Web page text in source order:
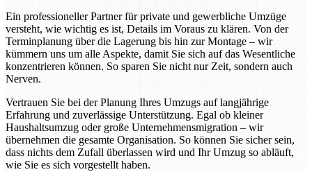
Ein professioneller Partner für private und gewerbliche Umzüge
versteht, wie wichtig es ist, Details im Voraus zu klären. Von der
Terminplanung über die Lagerung bis hin zur Montage – wir
kümmern uns um alle Aspekte, damit Sie sich auf das Wesentliche
konzentrieren können. So sparen Sie nicht nur Zeit, sondern auch
Nerven.
Vertrauen Sie bei der Planung Ihres Umzugs auf langjährige
Erfahrung und zuverlässige Unterstützung. Egal ob kleiner
Haushaltsumzug oder große Unternehmensmigration – wir
übernehmen die gesamte Organisation. So können Sie sicher sein,
dass nichts dem Zufall überlassen wird und Ihr Umzug so abläuft,
wie Sie es sich vorgestellt haben.